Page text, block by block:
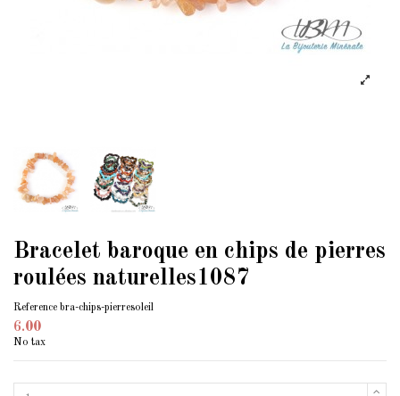
Bracelet baroque en chips de pierres
roulées naturelles1087
Reference bra-chips-pierresoleil
6.00
No tax